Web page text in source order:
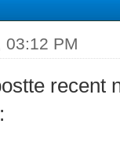
03:12 PM
recent